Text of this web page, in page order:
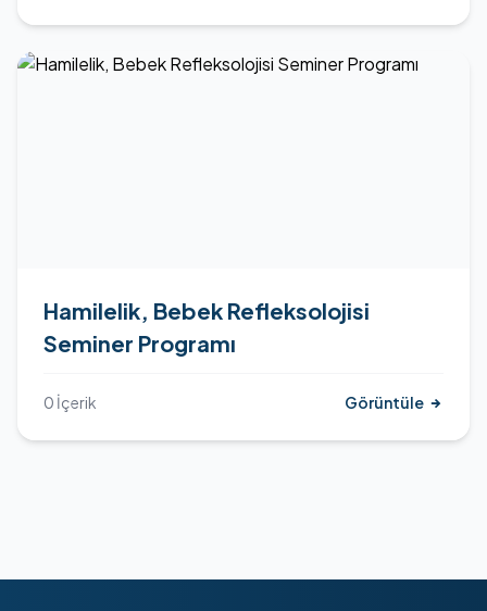
Hamilelik, Bebek Refleksolojisi
Seminer Programı
0 İçerik Görüntüle